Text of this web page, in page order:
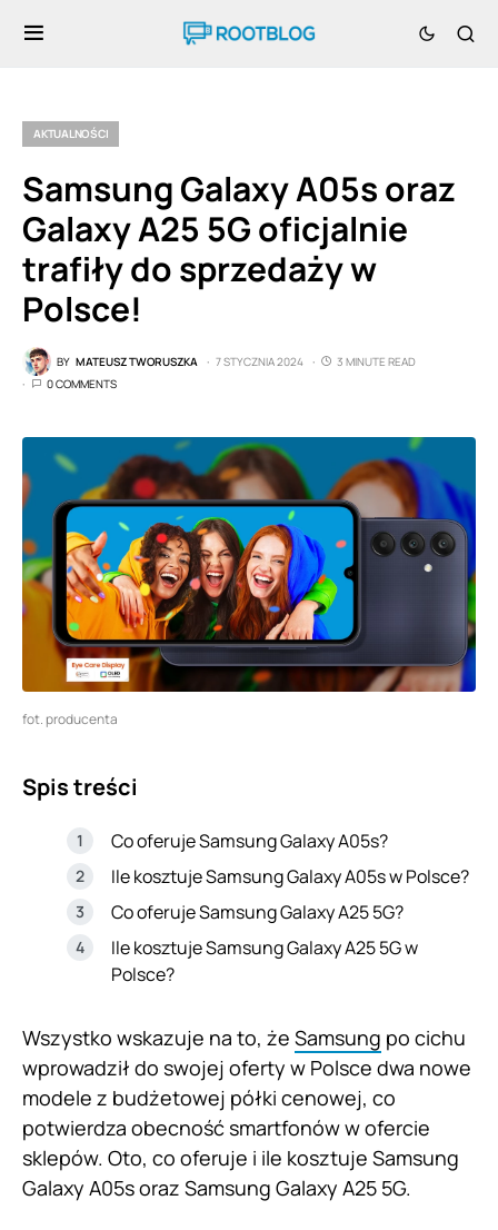
AKTUALNOŚCI
Samsung Galaxy A05s oraz
Galaxy A25 5G oficjalnie
trafiły do sprzedaży w
Polsce!
BY MATEUSZ TWORUSZKA 7 STYCZNIA 2024
3 MINUTE READ
0 COMMENTS
fot. producenta
Spis treści
Co oferuje Samsung Galaxy A05s?
Ile kosztuje Samsung Galaxy A05s w Polsce?
Co oferuje Samsung Galaxy A25 5G?
Ile kosztuje Samsung Galaxy A25 5G w
Polsce?
Wszystko wskazuje na to, że Samsung po cichu
wprowadził do swojej oferty w Polsce dwa nowe
modele z budżetowej półki cenowej, co
potwierdza obecność smartfonów w ofercie
sklepów. Oto, co oferuje i ile kosztuje Samsung
Galaxy A05s oraz Samsung Galaxy A25 5G.